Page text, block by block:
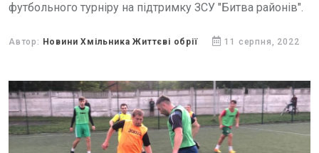
футбольного турніру на підтримку ЗСУ "Битва районів".
Автор: Новини Хмільника Життєві обрії 11 серпня, 2022